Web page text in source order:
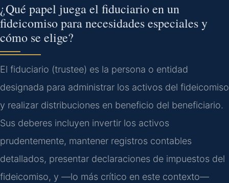
¿Qué papel juega el fiduciario en un
fideicomiso para necesidades especiales y
cómo se elige?
El fiduciario (trustee) es la persona o entidad
designada para administrar los activos del fideicomiso
y realizar distribuciones en beneficio del beneficiario.
Sus deberes incluyen invertir los activos
prudentemente, mantener registros contables
detallados, presentar declaraciones de impuestos del
fideicomiso, y —lo más crítico en este contexto—